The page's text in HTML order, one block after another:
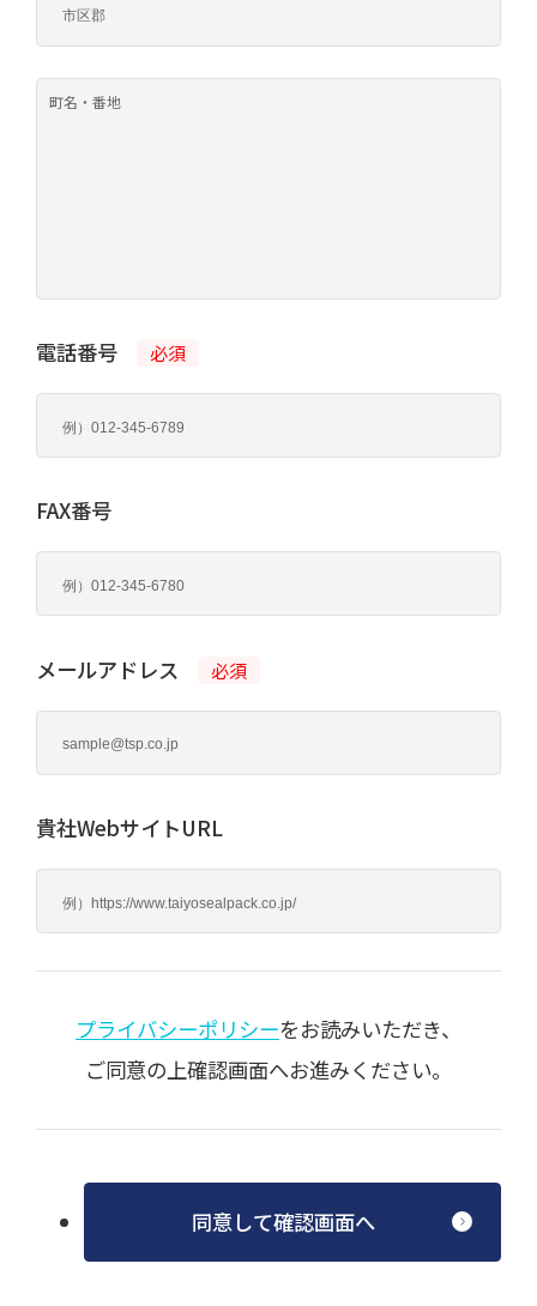
電話番号 必須
FAX番号
メールアドレス 必須
貴社WebサイトURL
プライバシーポリシーをお読みいただき、
ご同意の上確認画面へお進みください。
同意して確認画面へ